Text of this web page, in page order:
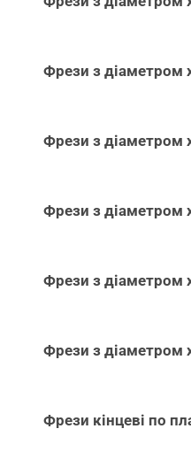
Фрези з діаметром
Фрези з діаметром
Фрези з діаметром
Фрези з діаметром
Фрези з діаметром
Фрези кінцеві по